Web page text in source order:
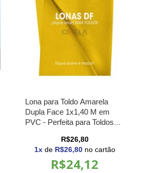
Lona para Toldo Amarela
Dupla Face 1x1,40 M em
PVC - Perfeita para Toldos
R$26,80
1xde R$26,80no cartão
R$24,12